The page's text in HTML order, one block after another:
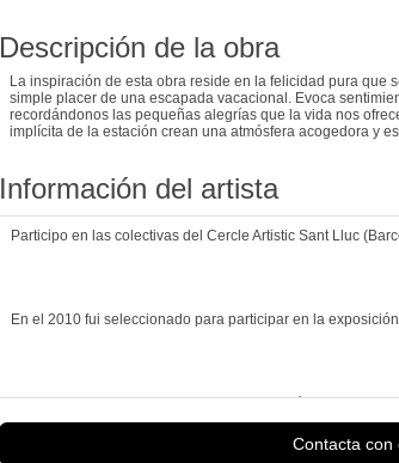
Descripción de la obra
La inspiración de esta obra reside en la felicidad pura que
simple placer de una escapada vacacional. Evoca
recordándonos las pequeñas alegrías que la vida nos
implícita de la estación crean una atmósfera acogedora y
Información del artista
Participo en las colectivas del Cercle Artistic Sant Lluc
En el 2010 fui seleccionado para participar en la
Proyectos futuros ? seguir con una producción reducida y
los sentidos (técnico, artístico, creativo, etc.).
Contacta con